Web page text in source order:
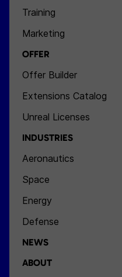
Training
Marketing
OFFER
Offer Builder
Extensions Catalog
Unreal Licenses
INDUSTRIES
Aeronautics
Space
Energy
Defense
NEWS
ABOUT